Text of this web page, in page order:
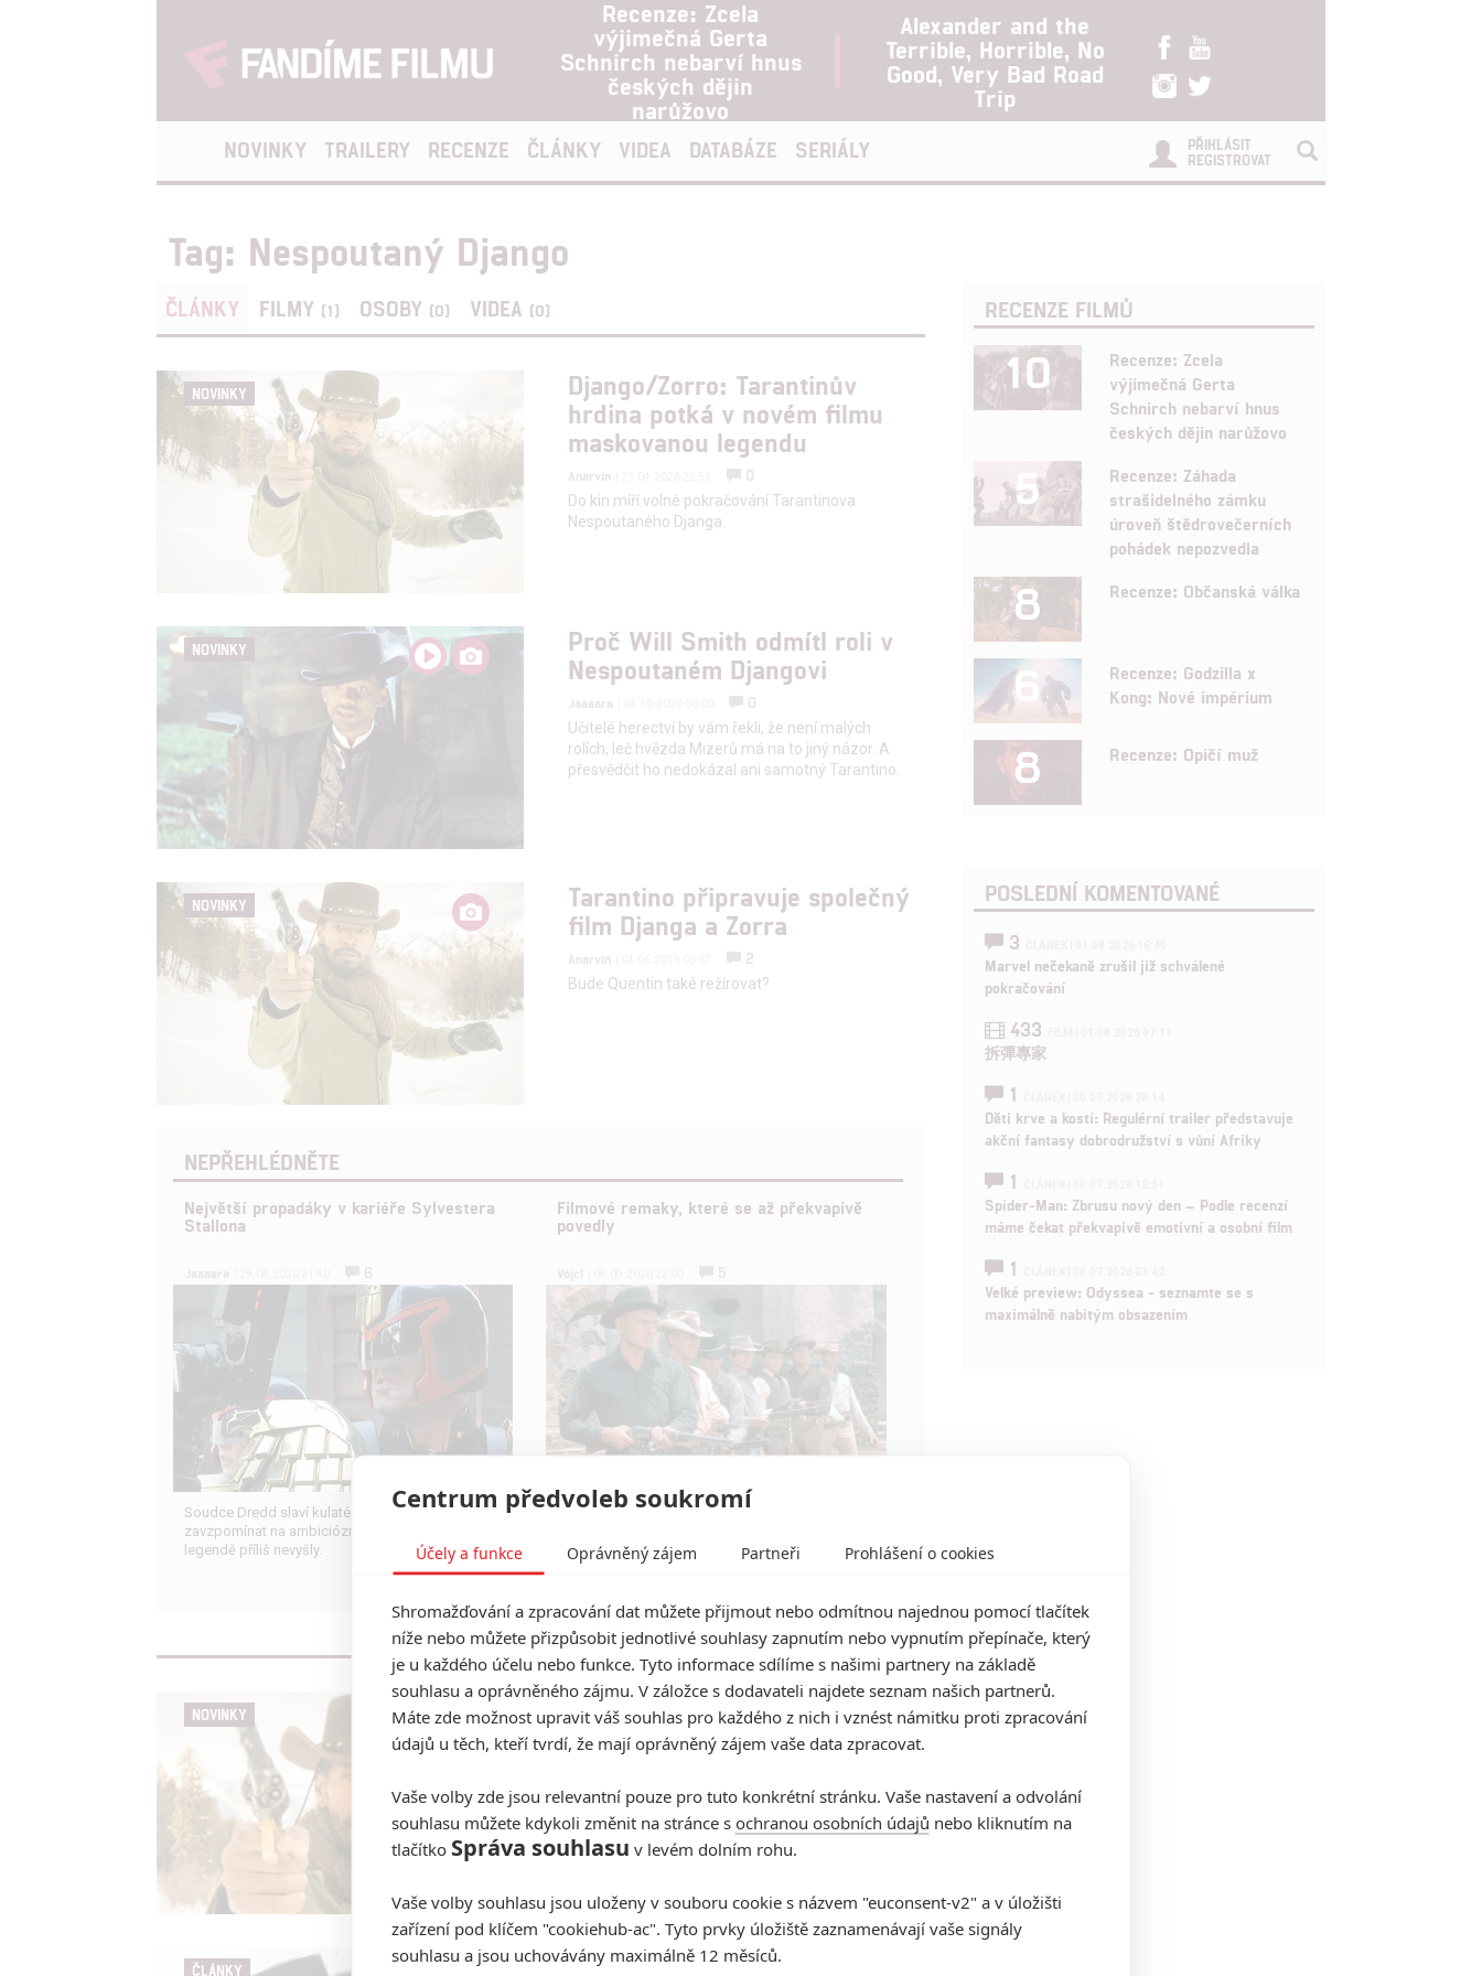
Recenze: Zcela
výjimečná Gerta
Schnirch nebarví hnus
českých dějin
narůžovo
Alexander and the
Terrible, Horrible, No
Good, Very Bad Road
Trip
NOVINKY TRAILERY RECENZE ČLÁNKY VIDEA DATABÁZE SERIÁLY
PŘIHLÁSIT
REGISTROVAT
Tag: Nespoutaný Django
ČLÁNKY FILMY (1) OSOBY (0) VIDEA (0)
NOVINKY
Django/Zorro: Tarantinův
hrdina potká v novém filmu
maskovanou legendu
Anarvin
0
Do kin míří volné pokračování Tarantinova
Nespoutaného Djanga.
NOVINKY
Proč Will Smith odmítl roli v
Nespoutaném Djangovi
Jaaaara
0
Učitelé herectví by vám řekli, že není malých
rolích, leč hvězda Mizerů má na to jiný názor. A
přesvědčit ho nedokázal ani samotný Tarantino.
NOVINKY
Tarantino připravuje společný
film Djanga a Zorra
Anarvin
2
Bude Quentin také režírovat?
NEPŘEHLÉDNĚTE
Největší propadáky v kariéře Sylvestera
Stallona
Soudce Dredd slaví kulaté výročí, je čas
zavzpomínat na ambiciózní projekty, které akční
legendě příliš nevyšly.
Filmové remaky, které se až překvapivě
povedly
Které předělávky již existujících filmů se povedly
Hollywoodská historie jich ukrývá víc, než byste
čekali.
NOVINKY
Nespoutaný Django může mít
čtyřhodinovou verzi
Tarantino plánuje prodloužit svůj poslední film. A
realizace Hateful Eight
stále není definitivně
vyloučená.
ČLÁNKY
10 nejlepších filmů roku
RECENZE FILMŮ
10
Recenze: Zcela
výjimečná Gerta
Schnirch nebarví hnus
českých dějin narůžovo
5
Recenze: Záhada
strašidelného zámku
úroveň štědrovečerních
pohádek nepozvedla
8 Recenze: Občanská válka
6
Recenze: Godzilla x
Kong: Nové impérium
8 Recenze: Opičí muž
POSLEDNÍ KOMENTOVANÉ
3
Marvel nečekaně zrušil již schválené
pokračování
433
拆彈專家
1
Děti krve a kostí: Regulérní trailer představuje
akční fantasy dobrodružství s vůní Afriky
1
Spider-Man: Zbrusu nový den – Podle recenzí
máme čekat překvapivě emotivní a osobní film
1
Velké preview: Odyssea - seznamte se s
maximálně nabitým obsazením
Centrum předvoleb soukromí
Účely a funkce Oprávněný zájem Partneři Prohlášení o cookies
Shromažďování a zpracování dat můžete přijmout nebo odmítnou najednou pomocí tlačítek
níže nebo můžete přizpůsobit jednotlivé souhlasy zapnutím nebo vypnutím přepínače, který
je u každého účelu nebo funkce. Tyto informace sdílíme s našimi partnery na základě
souhlasu a oprávněného zájmu. V záložce s dodavateli najdete seznam našich partnerů.
Máte zde možnost upravit váš souhlas pro každého z nich i vznést námitku proti zpracování
údajů u těch, kteří tvrdí, že mají oprávněný zájem vaše data zpracovat.
Vaše volby zde jsou relevantní pouze pro tuto konkrétní stránku. Vaše nastavení a odvolání
souhlasu můžete kdykoli změnit na stránce s ochranou osobních údajů nebo kliknutím na
tlačítko Správa souhlasu v levém dolním rohu.
Vaše volby souhlasu jsou uloženy v souboru cookie s názvem "euconsent-v2" a v úložišti
zařízení pod klíčem "cookiehub-ac". Tyto prvky úložiště zaznamenávají vaše signály
souhlasu a jsou uchovávány maximálně 12 měsíců.